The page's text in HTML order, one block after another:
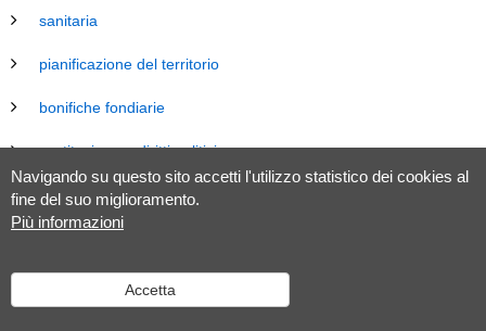
Navigando su questo sito accetti l'utilizzo statistico dei cookies al
fine del suo miglioramento.
Più informazioni
Accetta
sanitaria
pianificazione del territorio
bonifiche fondiarie
costituzione e diritti politici
energia